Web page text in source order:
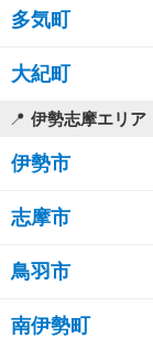
多気町
大紀町
伊勢志摩エリア
伊勢市
志摩市
鳥羽市
南伊勢町